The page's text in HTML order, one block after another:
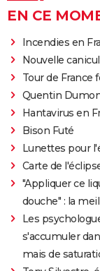
EN CE
Incendies en
Nouvelle
Tour de France
Quentin
Hantavirus en
Bison Futé
Lunettes pour
Carte de
"Appliquer ce
douche" : la
Les
s'accumuler
mais de